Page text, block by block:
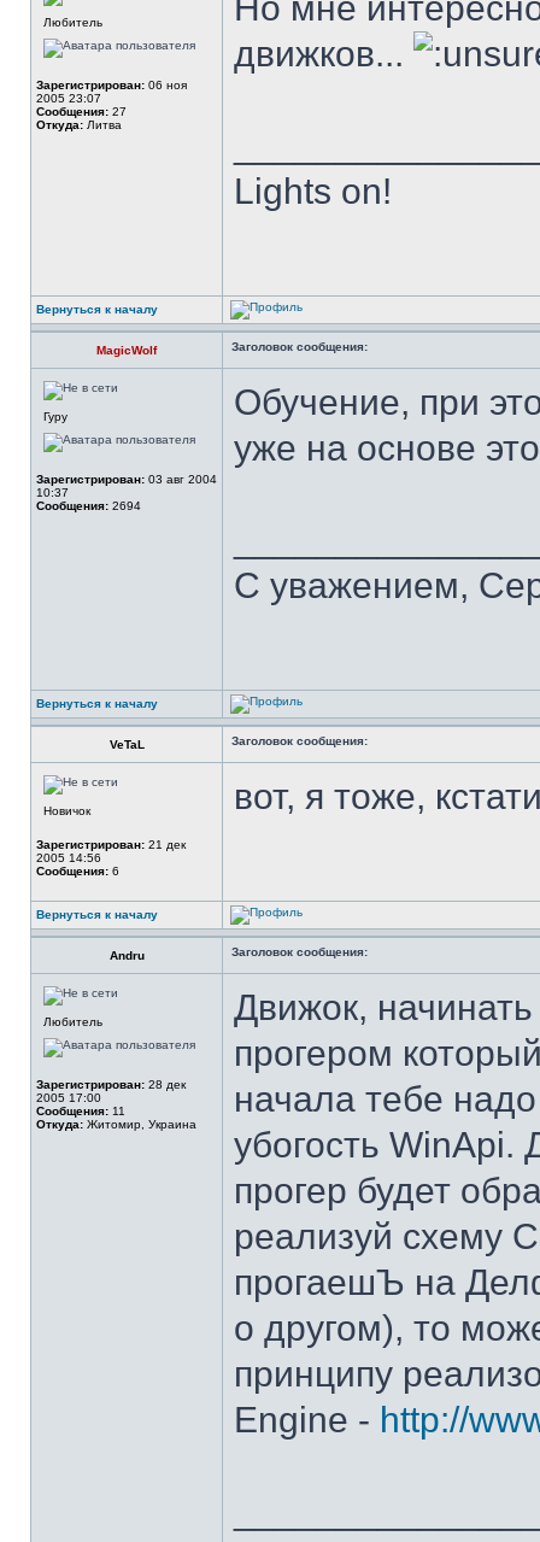
Любитель
Зарегистрирован: 06 ноя
2005 23:07
Сообщения: 27
Откуда: Литва
движков...
Lights on!
Вернуться к началу
MagicWolf Заголовок сообщения:
Гуру
Зарегистрирован: 03 авг 2004
10:37
Сообщения: 2694
Обучение, при
уже на основе
С уважением,
Вернуться к началу
VeTaL Заголовок сообщения:
Новичок
Зарегистрирован: 21 дек
2005 14:56
Сообщения: 6
вот, я тоже,
Вернуться к началу
Andru Заголовок сообщения:
Любитель
Зарегистрирован: 28 дек
2005 17:00
Сообщения: 11
Откуда: Житомир, Украина
Движок,
прогером
начала тебе
убогость
прогер будет
реализуй схему
прогаешЪ на
о другом), то
принципу
Engine - http://